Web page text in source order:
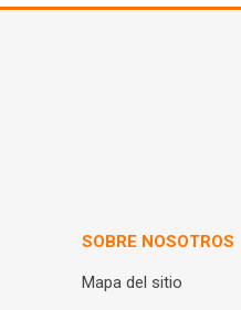
SOBRE NOSOTROS
Mapa del sitio